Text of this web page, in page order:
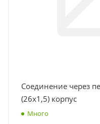
Соединение через
(26x1,5) корпус
Много